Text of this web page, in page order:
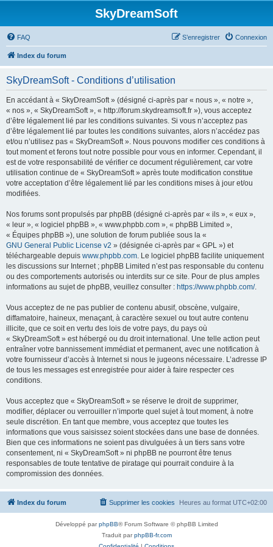
SkyDreamSoft
FAQ Connexion
S’enregistrer
Index du forum
SkyDreamSoft - Conditions d’utilisation
En accédant à « SkyDreamSoft » (désigné ci-après par « nous », « notre »,
« nos », « SkyDreamSoft », « http://forum.skydreamsoft.fr »), vous acceptez
d’être légalement lié par les conditions suivantes. Si vous n’acceptez pas
d’être légalement lié par toutes les conditions suivantes, alors n’accédez pas
et/ou n’utilisez pas « SkyDreamSoft ». Nous pouvons modifier ces conditions à
tout moment et ferons tout notre possible pour vous en informer. Cependant, il
est de votre responsabilité de vérifier ce document régulièrement, car votre
utilisation continue de « SkyDreamSoft » après toute modification constitue
votre acceptation d’être légalement lié par les conditions mises à jour et/ou
modifiées.
Nos forums sont propulsés par phpBB (désigné ci-après par « ils », « eux »,
« leur », « logiciel phpBB », « www.phpbb.com », « phpBB Limited »,
« Équipes phpBB »), une solution de forum publiée sous la «
GNU General Public License v2 » (désignée ci-après par « GPL ») et
téléchargeable depuis www.phpbb.com. Le logiciel phpBB facilite uniquement
les discussions sur Internet ; phpBB Limited n’est pas responsable du contenu
ou des comportements autorisés ou interdits sur ce site. Pour de plus amples
informations au sujet de phpBB, veuillez consulter : https://www.phpbb.com/.
Vous acceptez de ne pas publier de contenu abusif, obscène, vulgaire,
diffamatoire, haineux, menaçant, à caractère sexuel ou tout autre contenu
illicite, que ce soit en vertu des lois de votre pays, du pays où
« SkyDreamSoft » est hébergé ou du droit international. Une telle action peut
entraîner votre bannissement immédiat et permanent, avec une notification à
votre fournisseur d’accès à Internet si nous le jugeons nécessaire. L’adresse IP
de tous les messages est enregistrée pour aider à faire respecter ces
conditions.
Vous acceptez que « SkyDreamSoft » se réserve le droit de supprimer,
modifier, déplacer ou verrouiller n’importe quel sujet à tout moment, à notre
seule discrétion. En tant que membre, vous acceptez que toutes les
informations que vous saisissez soient stockées dans une base de données.
Bien que ces informations ne soient pas divulguées à un tiers sans votre
consentement, ni « SkyDreamSoft » ni phpBB ne pourront être tenus
responsables de toute tentative de piratage qui pourrait conduire à la
compromission des données.
Index du forum Heures au format UTC+02:00
Supprimer les cookies
Développé parphpBB® Forum Software © phpBB Limited
Traduit parphpBB-fr.com